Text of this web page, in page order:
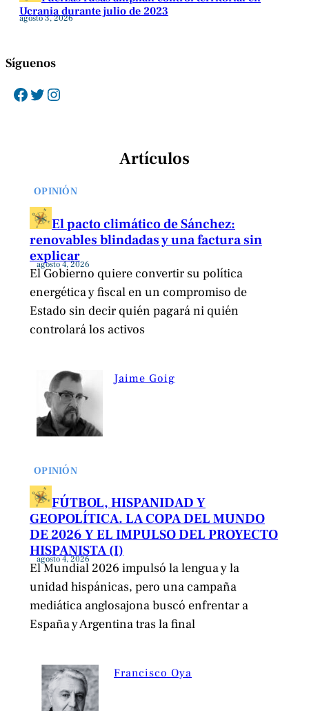
Ucrania durante julio de 2023
agosto 3, 2026
Síguenos
Facebook Twitter Instagram
Artículos
OPINIÓN
El pacto climático de Sánchez:
renovables blindadas y una factura sin
explicar
agosto 4, 2026
El Gobierno quiere convertir su política
energética y fiscal en un compromiso de
Estado sin decir quién pagará ni quién
controlará los activos
Jaime Goig
OPINIÓN
FÚTBOL, HISPANIDAD Y
GEOPOLÍTICA. LA COPA DEL MUNDO
DE 2026 Y EL IMPULSO DEL PROYECTO
HISPANISTA (I)
agosto 4, 2026
El Mundial 2026 impulsó la lengua y la
unidad hispánicas, pero una campaña
mediática anglosajona buscó enfrentar a
España y Argentina tras la final
Francisco Oya